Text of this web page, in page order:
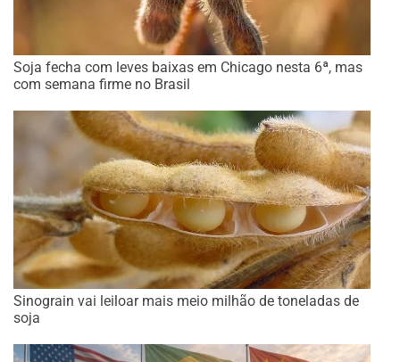
Soja fecha com leves baixas em Chicago nesta 6ª, mas
com semana firme no Brasil
Sinograin vai leiloar mais meio milhão de toneladas de
soja